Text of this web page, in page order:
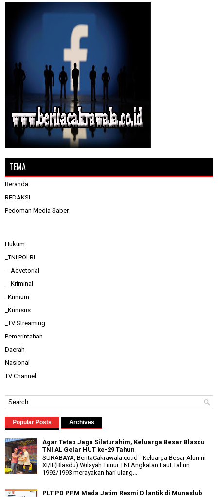
TEMA
Beranda
REDAKSI
Pedoman Media Saber
Hukum
_TNI.POLRI
__Advetorial
__Kriminal
_Krimum
_Krimsus
_TV Streaming
Pemerintahan
Daerah
Nasional
TV Channel
Popular Posts Archives
Agar Tetap Jaga Silaturahim, Keluarga Besar Blasdu
TNI AL Gelar HUT ke-29 Tahun
SURABAYA, BeritaCakrawala.co.id - Keluarga Besar Alumni
XI/II (Blasdu) Wilayah Timur TNI Angkatan Laut Tahun
1992/1993 merayakan hari ulang...
PLT PD PPM Mada Jatim Resmi Dilantik di Munaslub